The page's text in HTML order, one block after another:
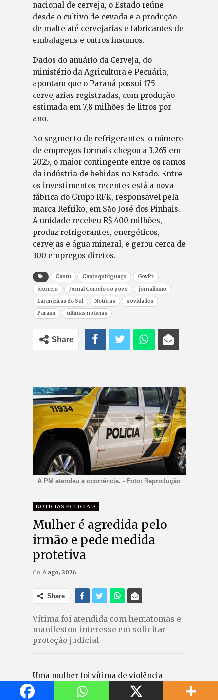
nacional de cerveja, o Estado reúne
desde o cultivo de cevada e a produção
de malte até cervejarias e fabricantes de
embalagens e outros insumos.
Dados do anuário da Cerveja, do
ministério da Agricultura e Pecuária,
apontam que o Paraná possui 175
cervejarias registradas, com produção
estimada em 7,8 milhões de litros por
ano.
No segmento de refrigerantes, o número
de empregos formais chegou a 3.265 em
2025, o maior contingente entre os ramos
da indústria de bebidas no Estado. Entre
os investimentos recentes está a nova
fábrica do Grupo RFK, responsável pela
marca Refriko, em São José dos Pinhais.
A unidade recebeu R$ 400 milhões,
produz refrigerantes, energéticos,
cervejas e água mineral, e gerou cerca de
300 empregos diretos.
Cantu Cantuquiriguaçu
GovPr
jcorreio
Jornal Correio do povo
jornalismo
Laranjeiras do Sul
Notícias
novidades
Paraná
últimas notícias
Share
A PM atendeu a ocorrência. - Foto: Reprodução
NOTÍCIAS POLICIAIS
Mulher é agredida pelo
irmão e pede medida
protetiva
On 4 ago, 2026
Share
Vítima foi atendida com hematomas e
manifestou interesse em solicitar
proteção judicial
Uma mulher foi vítima de violência
doméstica na última segunda-feira (03),